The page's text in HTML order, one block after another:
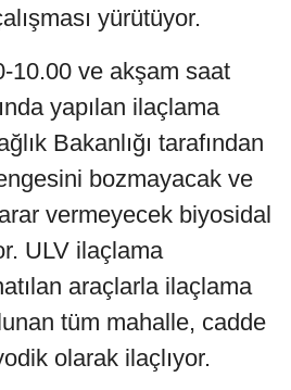
yürütüyor.
10.00 ve akşam saat
yapılan ilaçlama
Bakanlığı tarafından
bozmayacak ve
vermeyecek biyosidal
ULV ilaçlama
araçlarla ilaçlama
tüm mahalle, cadde
olarak ilaçlıyor.